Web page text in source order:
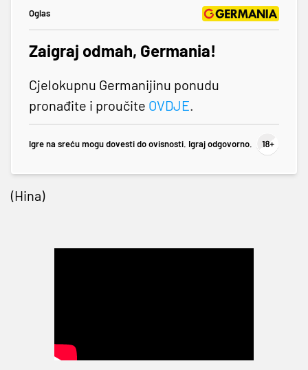
Oglas
Zaigraj odmah, Germania!
Cjelokupnu Germanijinu ponudu
pronađite i proučite OVDJE.
Igre na sreću mogu dovesti do ovisnosti. Igraj odgovorno.
(Hina)